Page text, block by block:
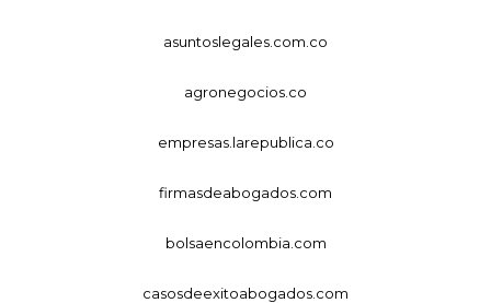
asuntoslegales.com.co
agronegocios.co
empresas.larepublica.co
firmasdeabogados.com
bolsaencolombia.com
casosdeexitoabogados.com